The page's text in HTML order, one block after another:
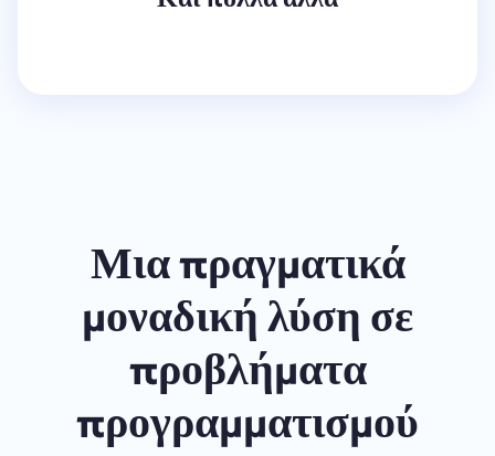
Μια πραγματικά
μοναδική λύση σε
προβλήματα
προγραμματισμού